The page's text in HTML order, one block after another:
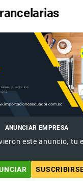
ANUNCIAR EMPRESA
este anuncio, tu